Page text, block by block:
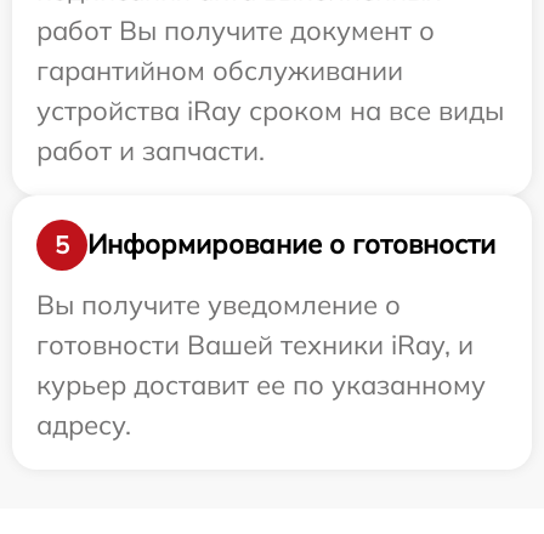
работ Вы получите документ о
гарантийном обслуживании
устройства iRay сроком на все виды
работ и запчасти.
5
Информирование о готовности
Вы получите уведомление о
готовности Вашей техники iRay, и
курьер доставит ее по указанному
адресу.